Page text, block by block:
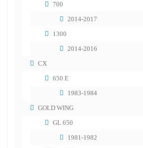
700
2014-2017
1300
2014-2016
CX
650 E
1983-1984
GOLD WING
GL 650
1981-1982